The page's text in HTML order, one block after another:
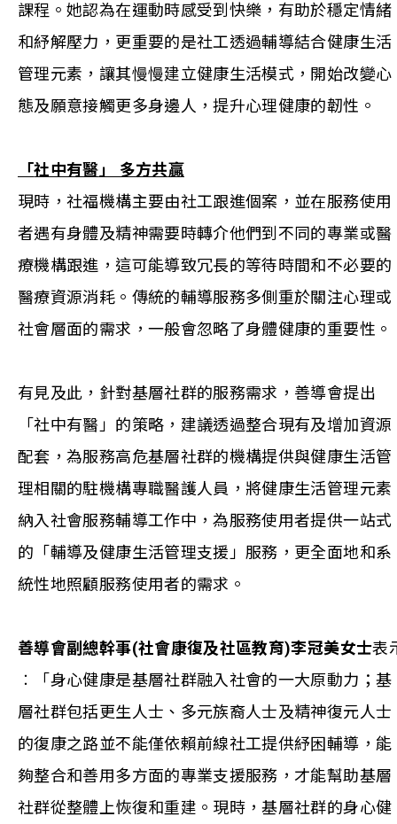
課程。她認為在運動時感受到快樂，有助於穩定情緒
和紓解壓力，更重要的是社工透過輔導結合健康生活
管理元素，讓其慢慢建立健康生活模式，開始改變心
態及願意接觸更多身邊人，提升心理健康的韌性。
「社中有醫 」 多方共贏
現時，社福機構主要由社工跟進個案，並在服務使用
者遇有身體及精神需要時轉介他們到不同的專業或醫
療機構跟進，這可能導致冗長的等待時間和不必要的
醫療資源消耗。傳統的輔導服務多側重於關注心理或
社會層面的需求，一般會忽略了身體健康的重要性。
有見及此，針對基層社群的服務需求，善導會提出
「社中有醫」的策略，建議透過整合現有及增加資源
配套，為服務高危基層社群的機構提供與健康生活管
理相關的駐機構專職醫護人員，將健康生活管理元素
納入社會服務輔導工作中，為服務使用者提供一站式
的「輔導及健康生活管理支援」服務，更全面地和系
統性地照顧服務使用者的需求。
善導會副總幹事(社會康復及社區教育)李冠美女士表
︰「身心健康是基層社群融入社會的一大原動力；基
層社群包括更生人士、多元族裔人士及精神復元人士
的復康之路並不能僅依賴前線社工提供紓困輔導，能
夠整合和善用多方面的專業支援服務，才能幫助基層
社群從整體上恢復和重建。現時，基層社群的身心健